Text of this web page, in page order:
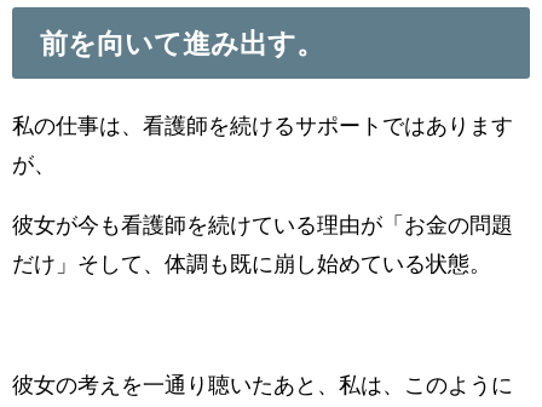
前を向いて進み出す。
私の仕事は、看護師を続けるサポートではあります
が、
彼女が今も看護師を続けている理由が「お金の問題
だけ」そして、体調も既に崩し始めている状態。
彼女の考えを一通り聴いたあと、私は、このように